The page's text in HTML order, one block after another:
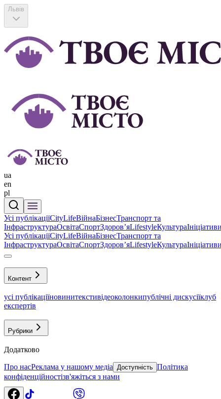
Львів
ua
en
pl
Усі публікаціїCityLifeВійнаБізнесТранспорт та
ІнфраструктураОсвітаСпортЗдоровʼяLifestyleКультура
Усі публікаціїCityLifeВійнаБізнесТранспорт та
ІнфраструктураОсвітаСпортЗдоровʼяLifestyleКультура
Контент
усі публікаціїновинитекстивідеоколонкипублічні дискусіїклуб
експертів
Рубрики
Додатково
Про насРеклама у нашому медіа Доступність Політика
конфіденційностізв'яжіться з нами